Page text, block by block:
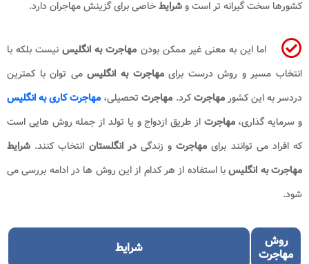
کشورها سخت گیرانه تر است وشرایطخاصی برای گزینش مهاجران دارد.
اما این به معنی غیر ممکن بودن مهاجرت به انگلیسنیست بلکه با
انتخاب مسیر و روش درست برایمهاجرت به انگلیسمی توان با کمترین
دردسر به این کشورمهاجرتکرد. مهاجرتتحصیلی،مهاجرت کاری به انگلیس
و سرمایه گذاری،مهاجرت از طریق ازدواج و یا تولد از جمله روش هایی است
که افراد می توانند برای مهاجرتو زندگیدر انگلستان انتخاب کنند. شرایط
مهاجرت به انگلیسبا استفاده از هر کدام از این روش ها در ادامه بررسی می
شود.
روش
مهاجرت
شرایط